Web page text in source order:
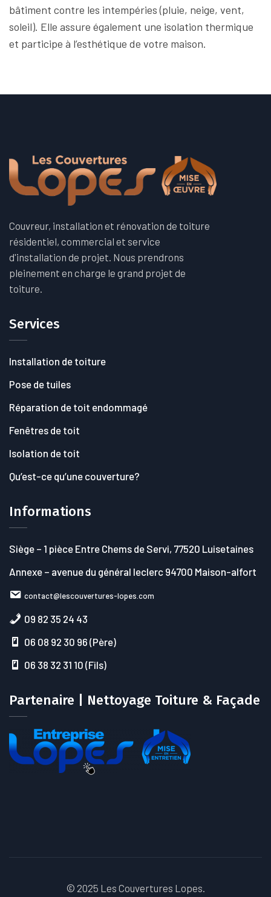
bâtiment contre les intempéries (pluie, neige, vent,
soleil). Elle assure également une isolation thermique
et participe à l’esthétique de votre maison.
Couvreur, installation et rénovation de toiture
résidentiel, commercial et service
d'installation de projet. Nous prendrons
pleinement en charge le grand projet de
toiture.
Services
Installation de toiture
Pose de tuiles
Réparation de toit endommagé
Fenêtres de toit
Isolation de toit
Qu’est-ce qu’une couverture?
Informations
Siège – 1 pièce Entre Chems de Servi, 77520 Luisetaines
Annexe – avenue du général leclerc 94700 Maison-alfort
contact@lescouvertures-lopes.com
09 82 35 24 43
06 08 92 30 96 (Père)
06 38 32 31 10 (Fils)
Partenaire | Nettoyage Toiture & Façade
© 2025 Les Couvertures Lopes.